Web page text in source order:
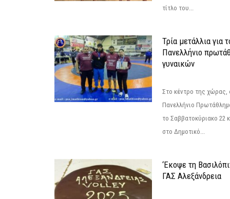
τίτλο του...
Τρία μετάλλια για
Πανελλήνιο
γυναικών
Στο κέντρο της χώρας,
Πανελλήνιο
το Σαββατοκύριακο 22
στο Δημοτικό...
‘Εκοψε τη
ΓΑΣ Αλεξάνδρεια